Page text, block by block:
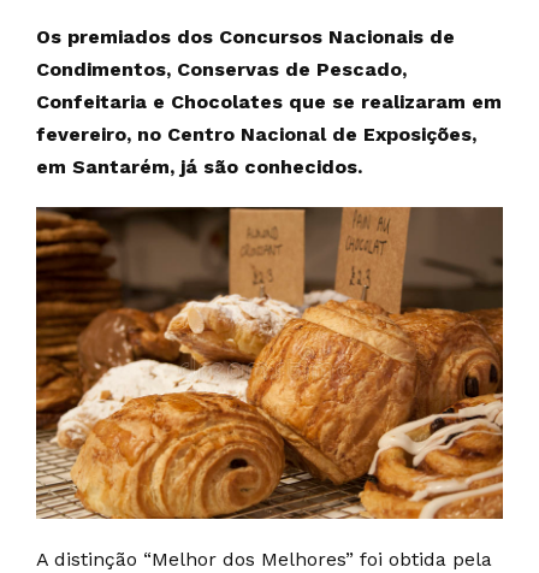
Os premiados dos Concursos Nacionais de
Condimentos, Conservas de Pescado,
Confeitaria e Chocolates que se realizaram em
fevereiro, no Centro Nacional de Exposições,
em Santarém, já são conhecidos.
A distinção “Melhor dos Melhores” foi obtida pela